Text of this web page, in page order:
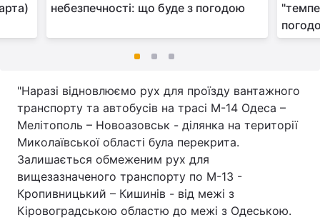
небезпечності: що буде з погодою
"Наразі відновлюємо рух для проїзду вантажного
транспорту та автобусів на трасі М-14 Одеса –
Мелітополь – Новоазовськ - ділянка на території
Миколаївської області була перекрита.
Залишається обмеженим рух для
вищезазначеного транспорту по М-13 -
Кропивницький – Кишинів - від межі з
Кіровоградською областю до межі з Одеською.